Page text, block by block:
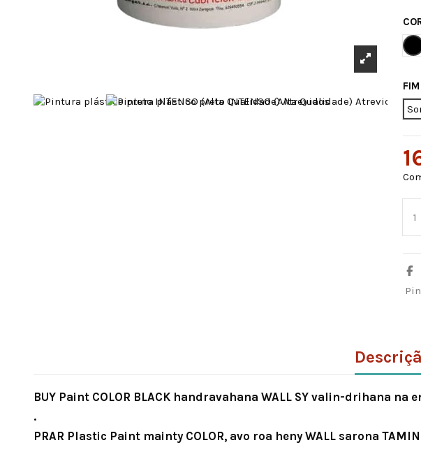
FIM
BUY Paint COLOR BLACK handravahana WALL SY valin-drihana
.
PRAR Plastic Paint mainty COLOR, avo roa heny WALL sarona